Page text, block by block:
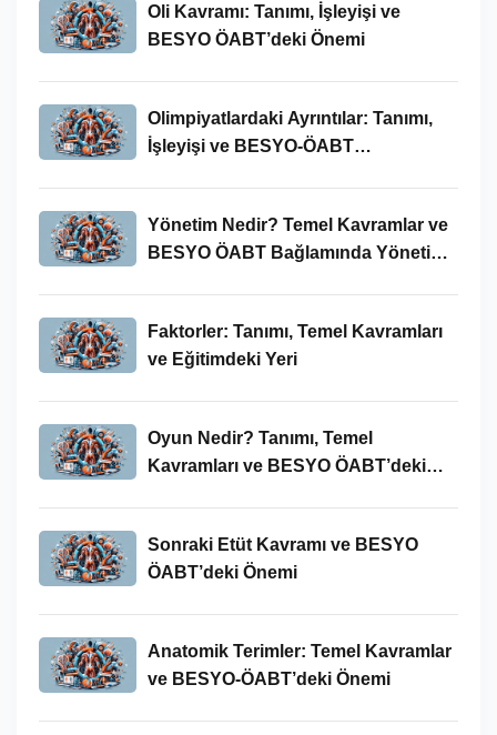
Oli Kavramı: Tanımı, İşleyişi ve
BESYO ÖABT’deki Önemi
Olimpiyatlardaki Ayrıntılar: Tanımı,
İşleyişi ve BESYO-ÖABT
Yönetim Nedir? Temel Kavramlar ve
BESYO ÖABT Bağlamında Yönetim
Faktorler: Tanımı, Temel Kavramları
ve Eğitimdeki Yeri
Oyun Nedir? Tanımı, Temel
Kavramları ve BESYO ÖABT’deki
Sonraki Etüt Kavramı ve BESYO
ÖABT’deki Önemi
Anatomik Terimler: Temel Kavramlar
ve BESYO-ÖABT’deki Önemi